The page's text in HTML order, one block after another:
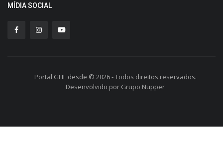
MÍDIA SOCIAL
Portal GHF desde © 2026 - Todos direitos reservados.
Desenvolvido por Grupo Nupper